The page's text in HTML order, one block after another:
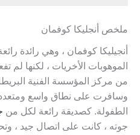
ملخص أنجليكا كوفمان
أنجيليكا كوفمان ، وهي رائدة
الموهوبات الأخريات ، لكنها
من مركز المؤسسة الفنية
وسافرت على نطاق واسع
الطفولة. كصديقة رائعة لكل من
جوته ، كانت على اتصال جيد ،